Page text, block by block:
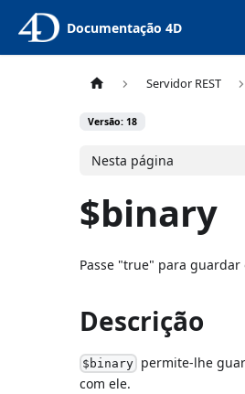
Documentação 4D
Servidor REST
Versão: 18
Nesta página
$binary
Passe "true" para
Descrição
$binary permite-lhe
com ele.